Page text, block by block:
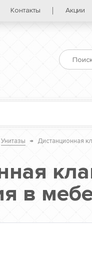
Контакты Акции
Унитазы → Дистанционная
в